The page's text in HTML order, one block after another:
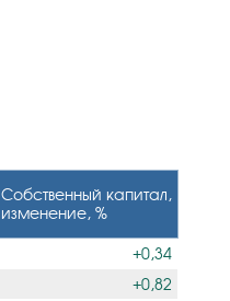
Собственный капитал,
изменение, %
+0,34
+0,82